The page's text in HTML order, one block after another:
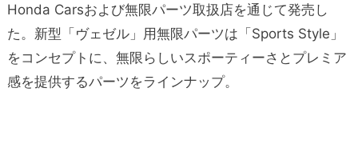
Honda Carsおよび無限パーツ取扱店を通じて発売し
た。 新型「ヴェゼル」用無限パーツは「Sports Style」
をコンセプトに、無限らしいスポーティーさとプレミア
感を提供するパーツをラインナップ。